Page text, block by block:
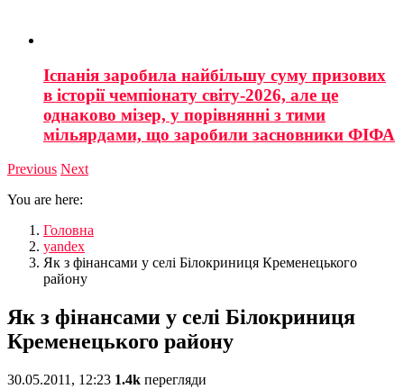
Іспанія заробила найбільшу суму призових
в історії чемпіонату світу-2026, але це
однаково мізер, у порівнянні з тими
мільярдами, що заробили засновники ФІФА
Previous Next
You are here:
Головна
yandex
Як з фінансами у селі Білокриниця Кременецького
району
Як з фінансами у селі Білокриниця
Кременецького району
30.05.2011, 12:23 1.4k перегляди